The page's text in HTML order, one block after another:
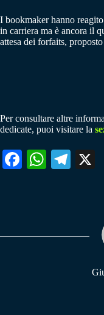
I bookmaker hanno
in carriera ma è ancora il
attesa dei forfaits,
Per consultare altre
dedicate, puoi visitare la
Fa W
pp
Te
m